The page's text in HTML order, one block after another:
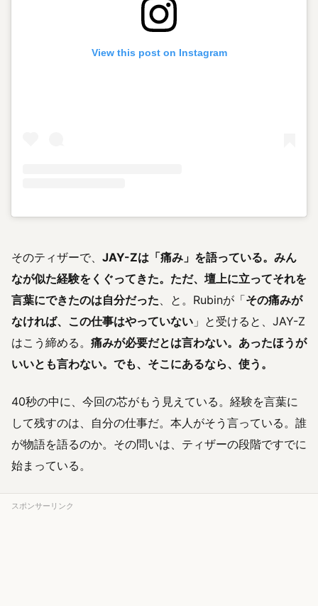
View this post on Instagram
そのティザーで、 JAY-Zは「痛み」を語っている。みん
なが似た経験をくぐってきた。ただ、壇上に立ってそれを
言葉にできたのは自分だった 、と。Rubinが「その痛みが
なければ、この仕事はやっていない 」と受けると、JAY-Z
はこう締める。 痛みが必要だとは言わない。あったほうが
いいとも言わない。でも、そこにあるなら、使う。
40秒の中に、今回の芯がもう見えている。経験を言葉に
して残すのは、自分の仕事だ。本人がそう言っている。誰
が物語を語るのか。その問いは、ティザーの段階ですでに
始まっている。
スポンサーリンク